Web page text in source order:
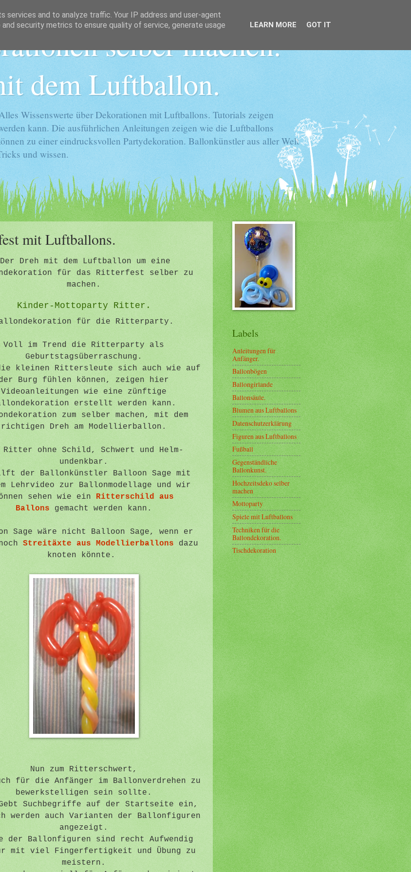
selber machen.
dem Luftballon.
Wissenswerte über Dekorationen mit Luftballons. Tutorials zeigen
kann. Die ausführlichen Anleitungen zeigen wie die Luftballons
zu einer eindrucksvollen Partydekoration. Ballonkünstler aus aller Welt
und wissen.
mit Luftballons.
Der Dreh mit dem Luftballon um eine
für das Ritterfest selber zu
machen.
Kinder-Mottoparty Ritter.
für die Ritterparty.
Voll im Trend die Ritterparty als
Geburtstagsüberraschung.
kleinen Rittersleute sich auch wie auf
Burg fühlen können, zeigen hier
Videoanleitungen wie eine zünftige
erstellt werden kann.
zum selber machen, mit dem
richtigen Dreh am Modellierballon.
Ritter ohne Schild, Schwert und Helm-
undenkbar.
der Ballonkünstler Balloon Sage mit
Lehrvideo zur Ballonmodellage und wir
sehen wie ein Ritterschild aus
Ballons gemacht werden kann.
Sage wäre nicht Balloon Sage, wenn er
Streitäxte aus Modellierballons
dazu
knoten könnte.
Nun zum Ritterschwert,
für die Anfänger im Ballonverdrehen zu
bewerkstelligen sein sollte.
Suchbegriffe auf der Startseite ein,
werden auch Varianten der Ballonfiguren
angezeigt.
der Ballonfiguren sind recht Aufwendig
mit viel Fingerfertigkeit und Übung zu
meistern.
Labels
Anleitungen für
Anfänger.
Ballonbögen
Ballongirlande
Ballonsäule.
Blumen aus Luftballons
Datenschutzerklärung
Figuren aus Luftballons
Fußball
Gegenständliche
Ballonkunst.
Hochzeitsdeko selber
machen
Mottoparty
Spiele mit Luftballons
Techniken für die
Ballondekoration.
Tischdekoration
and to analyze traffic. Your IP address and user-agent
security metrics to ensure quality of service, generate usage
LEARN MORE GOT IT